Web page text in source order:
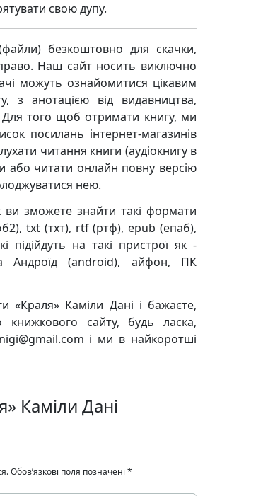
свою дупу.
безкоштовно для скачки,
Наш сайт носить виключно
можуть ознайомитися цікавим
з анотацією від видавництва,
того щоб отримати книгу, ми
посилань інтернет-магазинів
читання книги (аудіокнигу в
або читати онлайн повну версію
нею.
зможете знайти такі формати
txt (тхт), rtf (ртф), epub (епаб),
на такі пристрої як -
Андроїд (android), айфон, ПК
Каміли Дані і бажаєте,
сайту, будь ласка,
і ми в найкоротші
Каміли Дані
Обов’язкові поля позначені *